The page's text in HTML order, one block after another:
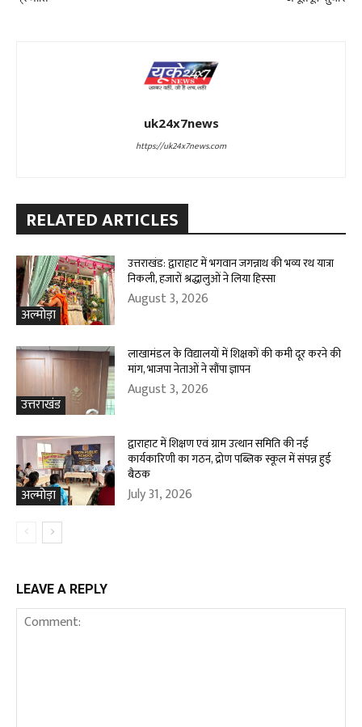
uk24x7news
https://uk24x7news.com
RELATED ARTICLES
अल्मोड़ा
उत्तराखंड: द्वाराहाट में भगवान जगन्नाथ की भव्य रथ यात्रा
निकली, हजारों श्रद्धालुओं ने लिया हिस्सा
August 3, 2026
उत्तराखंड
लाखामंडल के विद्यालयों में शिक्षकों की कमी दूर करने की
मांग, भाजपा नेताओं ने सौंपा ज्ञापन
August 3, 2026
अल्मोड़ा
द्वाराहाट में शिक्षण एवं ग्राम उत्थान समिति की नई
कार्यकारिणी का गठन, द्रोण पब्लिक स्कूल में संपन्न हुई
बैठक
July 31, 2026
LEAVE A REPLY